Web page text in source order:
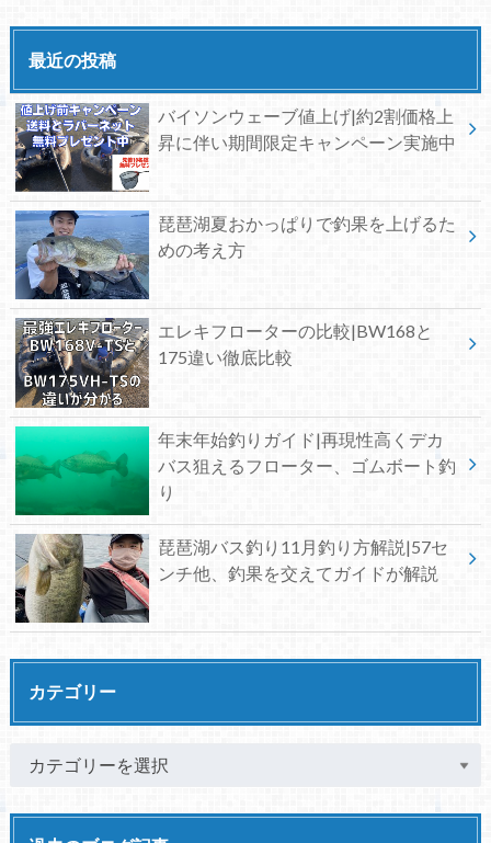
最近の投稿
バイソンウェーブ値上げ|約2割価格上
昇に伴い期間限定キャンペーン実施中
琵琶湖夏おかっぱりで釣果を上げるた
めの考え方
エレキフローターの比較|BW168と
175違い徹底比較
年末年始釣りガイド|再現性高くデカ
バス狙えるフローター、ゴムボート釣
り
琵琶湖バス釣り11月釣り方解説|57セ
ンチ他、釣果を交えてガイドが解説
カテゴリー